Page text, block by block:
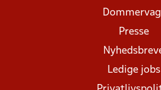
Presse
Ledige jobs